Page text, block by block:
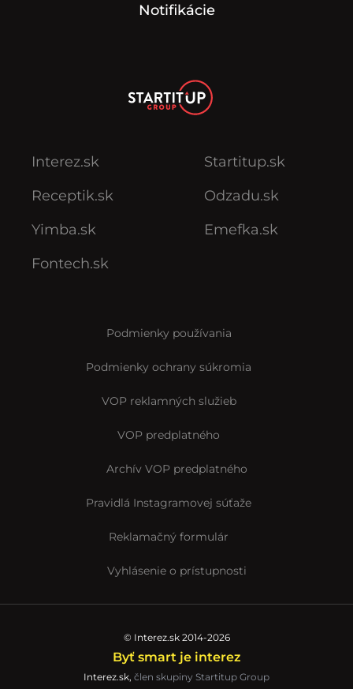
Notifikácie
Interez.sk
Receptik.sk
Yimba.sk
Fontech.sk
Startitup.sk
Odzadu.sk
Emefka.sk
Podmienky používania
Podmienky ochrany súkromia
VOP reklamných služieb
VOP predplatného
Archív VOP predplatného
Pravidlá Instagramovej súťaže
Reklamačný formulár
Vyhlásenie o prístupnosti
© Interez.sk 2014-2026
Byť smart je interez
Interez.sk, člen skupiny Startitup Group